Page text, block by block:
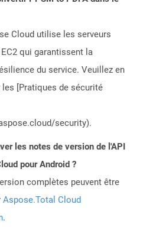
Cloud utilise les serveurs
qui garantissent la
du service. Veuillez en
[Pratiques de sécurité
security).
les notes de version de l'API
pour Android ?
complètes peuvent être
Aspose.Total Cloud
.